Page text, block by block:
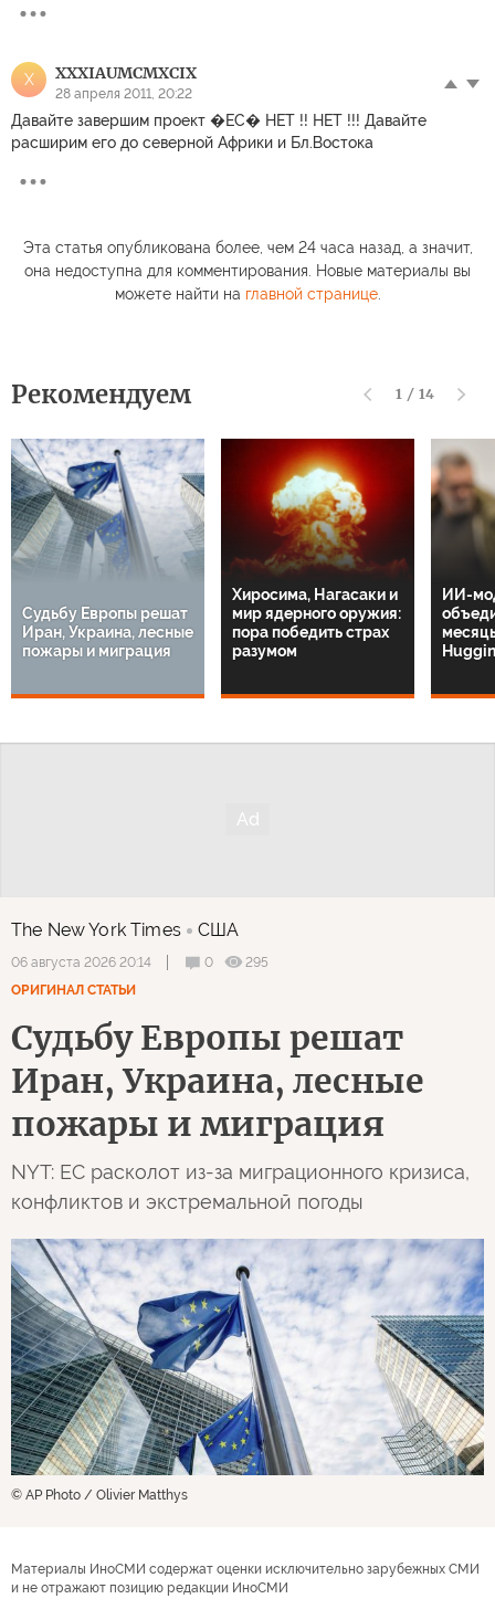
X XXXIAUMCMXCIX
28 апреля 2011, 20:22
Давайте завершим проект �ЕС� НЕТ !! НЕТ !!! Давайте
расширим его до северной Африки и Бл.Востока
Эта статья опубликована более, чем 24 часа назад, а значит,
она недоступна для комментирования. Новые материалы вы
можете найти на главной странице.
Рекомендуем 1 / 14
Судьбу Европы решат
Иран, Украина, лесные
пожары и миграция
Хиросима, Нагасаки и
мир ядерного оружия:
пора победить страх
разумом
ИИ-
The New York Times США
06 августа 2026 20:14 0
295
ОРИГИНАЛ СТАТЬИ
Судьбу Европы решат
Иран, Украина, лесные
пожары и миграция
NYT: ЕС расколот из-за миграционного кризиса,
конфликтов и экстремальной погоды
© AP Photo / Olivier Matthys
Материалы ИноСМИ содержат оценки исключительно зарубежных СМИ
и не отражают позицию редакции ИноСМИ